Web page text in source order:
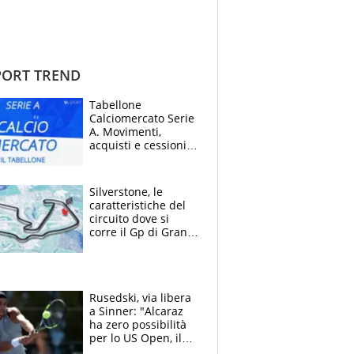
TREND
Tabellone
Calciomercato Serie
A. Movimenti,
acquisti e cessioni:
Silverstone, le
caratteristiche del
circuito dove si
corre il Gp di Gran
Rusedski, via libera
a Sinner: "Alcaraz
ha zero possibilità
per lo US Open, il